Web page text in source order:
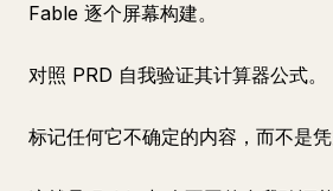
Fable 逐个屏幕构建。
对照 PRD 自我验证其计算器公式。
标记任何它不确定的内容，而不是凭